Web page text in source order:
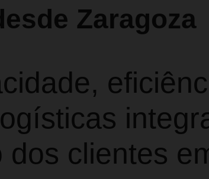
Zaragoza
dos clientes